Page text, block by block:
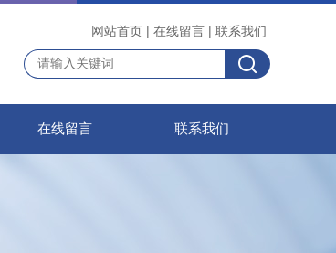
网站首页 | 在线留言 | 联系我们
在线留言 联系我们